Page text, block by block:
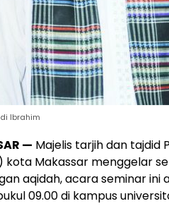
Ibrahim
— Majelis tarjih dan tajdid
kota Makassar menggelar
aqidah, acara seminar ini
09.00 di kampus